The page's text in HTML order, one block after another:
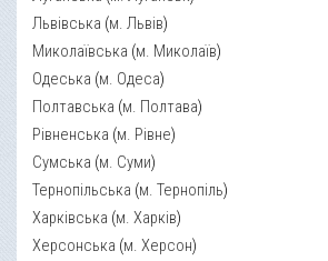
Львівська (м. Львів)
Миколаївська (м. Миколаїв)
Одеська (м. Одеса)
Полтавська (м. Полтава)
Рівненська (м. Рівне)
Сумська (м. Суми)
Тернопільська (м. Тернопіль)
Харківська (м. Харків)
Херсонська (м. Херсон)